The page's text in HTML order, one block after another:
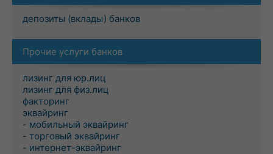
депозиты (вклады) банков
Прочие услуги банков
лизинг для юр.лиц
лизинг для физ.лиц
факторинг
эквайринг
- мобильный эквайринг
- торговый эквайринг
- интернет-эквайринг